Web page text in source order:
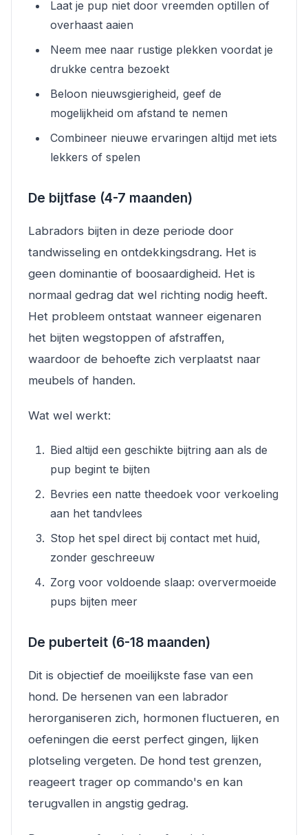
Laat je pup niet door vreemden optillen of
overhaast aaien
Neem mee naar rustige plekken voordat je
drukke centra bezoekt
Beloon nieuwsgierigheid, geef de
mogelijkheid om afstand te nemen
Combineer nieuwe ervaringen altijd met iets
lekkers of spelen
De bijtfase (4-7 maanden)
Labradors bijten in deze periode door
tandwisseling en ontdekkingsdrang. Het is
geen dominantie of boosaardigheid. Het is
normaal gedrag dat wel richting nodig heeft.
Het probleem ontstaat wanneer eigenaren
het bijten wegstoppen of afstraffen,
waardoor de behoefte zich verplaatst naar
meubels of handen.
Wat wel werkt:
Bied altijd een geschikte bijtring aan als de
pup begint te bijten
Bevries een natte theedoek voor verkoeling
aan het tandvlees
Stop het spel direct bij contact met huid,
zonder geschreeuw
Zorg voor voldoende slaap: oververmoeide
pups bijten meer
De puberteit (6-18 maanden)
Dit is objectief de moeilijkste fase van een
hond. De hersenen van een labrador
herorganiseren zich, hormonen fluctueren, en
oefeningen die eerst perfect gingen, lijken
plotseling vergeten. De hond test grenzen,
reageert trager op commando's en kan
terugvallen in angstig gedrag.